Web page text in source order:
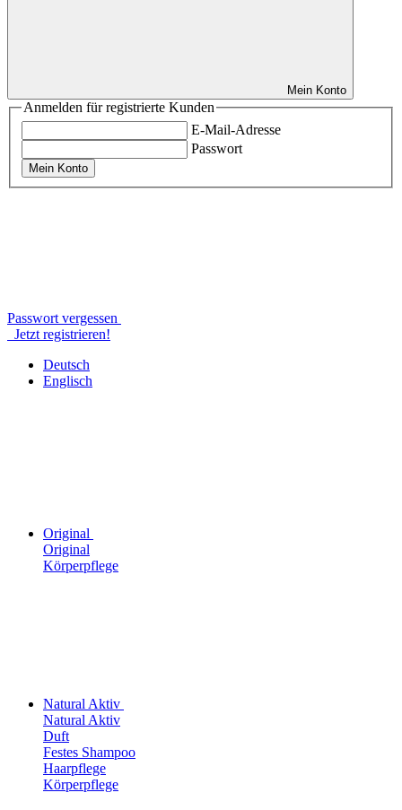
Mein Konto
Anmelden für registrierte Kunden
E-Mail-Adresse
Passwort
Mein Konto
Passwort vergessen
Jetzt registrieren!
Deutsch
Englisch
Original
Original
Körperpflege
Natural Aktiv
Natural Aktiv
Duft
Festes Shampoo
Haarpflege
Körperpflege